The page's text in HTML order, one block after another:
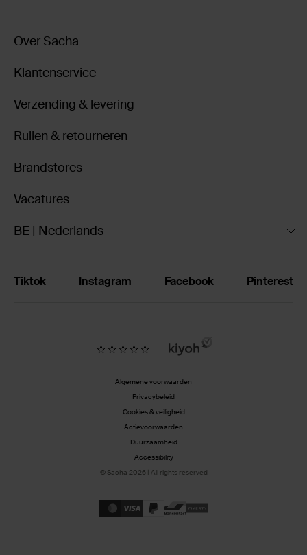
Over Sacha
Klantenservice
Verzending & levering
Ruilen & retourneren
Brandstores
Vacatures
BE | Nederlands
Tiktok Instagram Facebook Pinterest
Algemene voorwaarden
Privacybeleid
Cookies & veiligheid
Actievoorwaarden
Duurzaamheid
Accessibility
© Sacha 2026 | All rights reserved